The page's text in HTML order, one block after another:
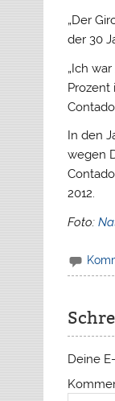
„Der
der 30
„Ich
Prozent
In den
wegen
2012.
Foto:
Deine